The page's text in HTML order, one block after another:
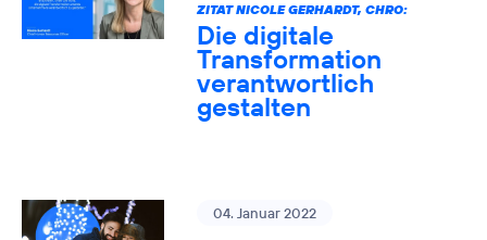
ZITAT NICOLE GERHARDT, CHRO:
Die digitale
Transformation
verantwortlich
gestalten
04. Januar 2022